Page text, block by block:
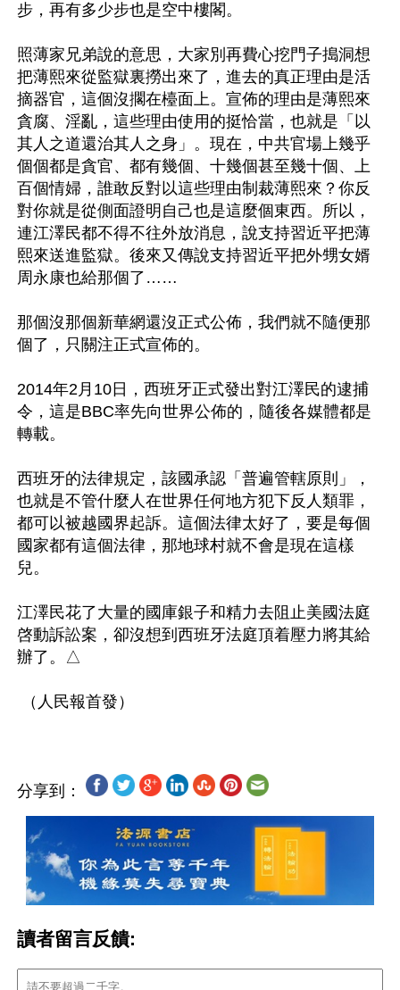
步，再有多少步也是空中樓閣。
照薄家兄弟說的意思，大家別再費心挖門子搗洞想
把薄熙來從監獄裏撈出來了，進去的真正理由是活
摘器官，這個沒擱在檯面上。宣佈的理由是薄熙來
貪腐、淫亂，這些理由使用的挺恰當，也就是「以
其人之道還治其人之身」。現在，中共官場上幾乎
個個都是貪官、都有幾個、十幾個甚至幾十個、上
百個情婦，誰敢反對以這些理由制裁薄熙來？你反
對你就是從側面證明自己也是這麼個東西。所以，
連江澤民都不得不往外放消息，說支持習近平把薄
熙來送進監獄。後來又傳說支持習近平把外甥女婿
周永康也給那個了……
那個沒那個新華網還沒正式公佈，我們就不隨便那
個了，只關注正式宣佈的。
2014年2月10日，西班牙正式發出對江澤民的逮捕
令，這是BBC率先向世界公佈的，隨後各媒體都是
轉載。
西班牙的法律規定，該國承認「普遍管轄原則」，
也就是不管什麼人在世界任何地方犯下反人類罪，
都可以被越國界起訴。這個法律太好了，要是每個
國家都有這個法律，那地球村就不會是現在這樣
兒。
江澤民花了大量的國庫銀子和精力去阻止美國法庭
啓動訴訟案，卻沒想到西班牙法庭頂着壓力將其給
辦了。△
分享到：
讀者留言反饋: